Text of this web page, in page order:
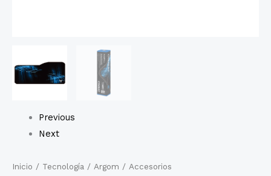
Previous
Next
Inicio / Tecnología / Argom / Accesorios